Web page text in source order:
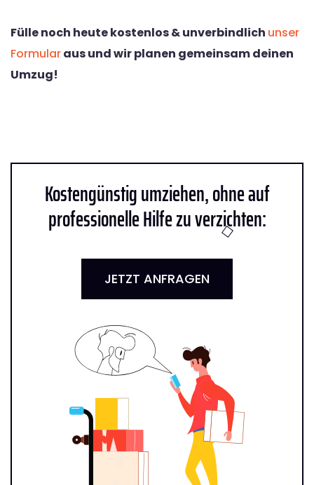
Fülle noch heute kostenlos & unverbindlich unser
Formularaus und wir planen gemeinsam deinen
Umzug!
Kostengünstig umziehen, ohne auf
professionelle Hilfe zu verzichten:
JETZT ANFRAGEN